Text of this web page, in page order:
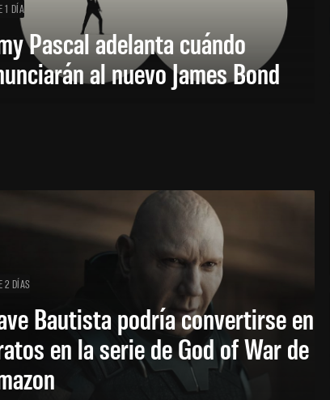
1 DÍA
Pascal adelanta cuándo
al nuevo James Bond
2 DÍAS
Bautista podría convertirse en
en la serie de God of War de